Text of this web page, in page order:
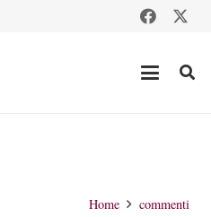
Home commenti